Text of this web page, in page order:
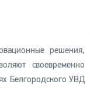
решения,
своевременно
Белгородского УВД